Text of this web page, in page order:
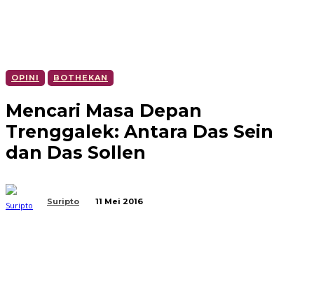
OPINI BOTHEKAN
Mencari Masa Depan
Trenggalek: Antara Das Sein
dan Das Sollen
Suripto 11 Mei 2016